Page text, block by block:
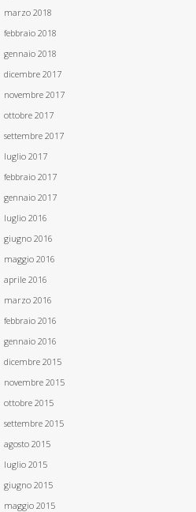
marzo 2018
febbraio 2018
gennaio 2018
dicembre 2017
novembre 2017
ottobre 2017
settembre 2017
luglio 2017
febbraio 2017
gennaio 2017
luglio 2016
giugno 2016
maggio 2016
aprile 2016
marzo 2016
febbraio 2016
gennaio 2016
dicembre 2015
novembre 2015
ottobre 2015
settembre 2015
agosto 2015
luglio 2015
giugno 2015
maggio 2015